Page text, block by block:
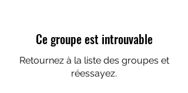
Ce groupe est introuvable
Retournez à la liste des groupes et
réessayez.